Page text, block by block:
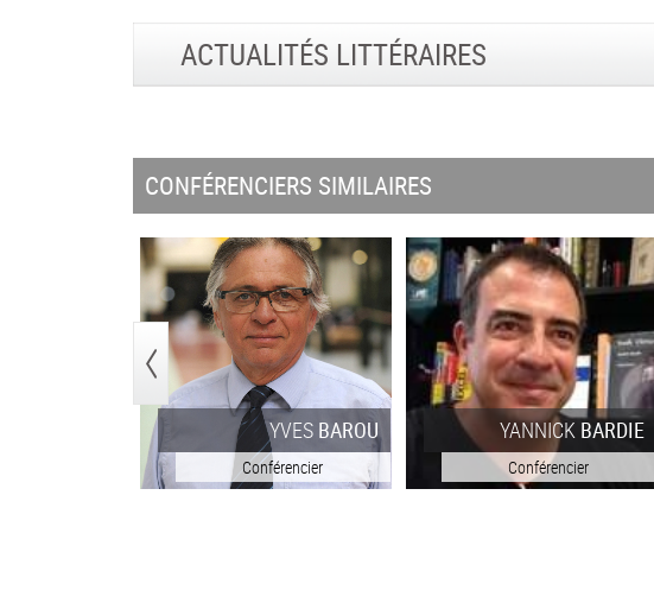
ACTUALITÉS LITTÉRAIRES
CONFÉRENCIERS SIMILAIRES
YVES BAROU
Conférencier
YANNICK BARDIE
Conférencier